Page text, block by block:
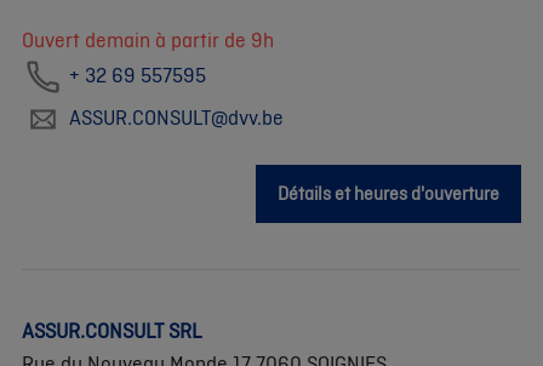
Ouvert demain à partir de 9h
+ 32 69 557595
ASSUR.CONSULT@dvv.be
Détails et heures d'ouverture
ASSUR.CONSULT SRL